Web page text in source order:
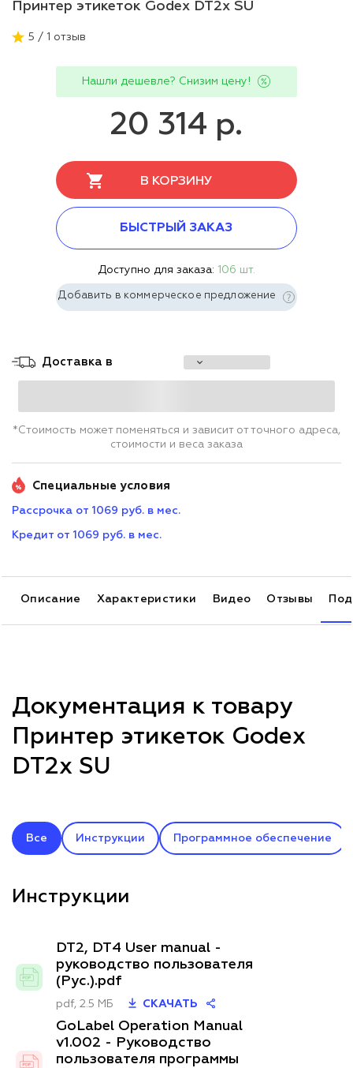
Принтер этикеток Godex DT2x SU
5 / 1 отзыв
Нашли дешевле? Снизим цену!
20 314 р.
В КОРЗИНУ
БЫСТРЫЙ ЗАКАЗ
Доступно для заказа: 106 шт.
Добавить в коммерческое предложение
Доставка в
*Стоимость может поменяться и зависит от точного адреса,
стоимости и веса заказа
Специальные условия
Рассрочка от 1069 руб. в мес.
Кредит от 1069 руб. в мес.
Описание Характеристики Видео Отзывы
Документация к товару
Принтер этикеток Godex
DT2x SU
Все Инструкции Программное обеспечение
Инструкции
DT2, DT4 User manual -
руководство пользователя
(Рус.).pdf
pdf, 2.5 МБ СКАЧАТЬ
GoLabel Operation Manual
v1.002 - Руководство
пользователя программы